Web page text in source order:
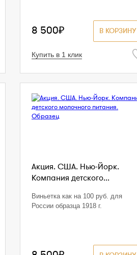
В КОРЗИНУ
8 500₽
Купить в 1 клик
Акция. США. Нью-Йорк.
Компания детского...
Виньетка как на 100 руб. для
России образца 1918 г.